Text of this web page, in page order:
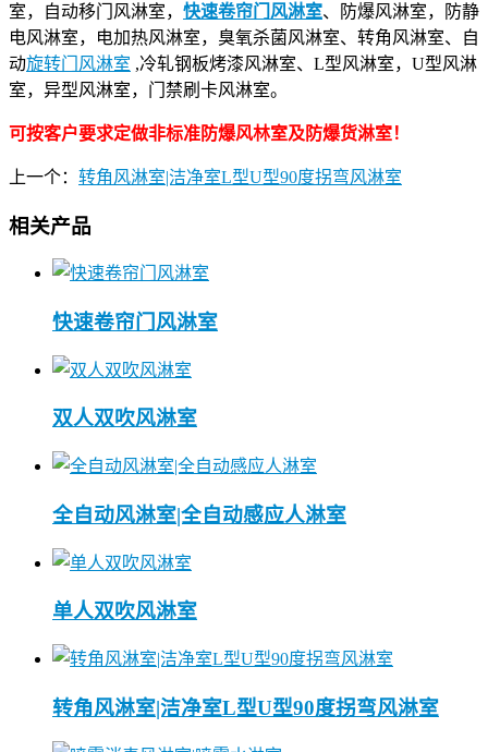
室，自动移门风淋室， 快速卷帘门风淋室、防爆风淋室，防静
电风淋室，电加热风淋室，臭氧杀菌风淋室、转角风淋室、自
动旋转门风淋室 ,冷轧钢板烤漆风淋室、L型风淋室，U型风淋
室，异型风淋室，门禁刷卡风淋室。
可按客户要求定做非标准防爆风林室及防爆货淋室！
上一个： 转角风淋室|洁净室L型U型90度拐弯风淋室
相关产品
快速卷帘门风淋室
双人双吹风淋室
全自动风淋室|全自动感应人淋室
单人双吹风淋室
转角风淋室|洁净室L型U型90度拐弯风淋室